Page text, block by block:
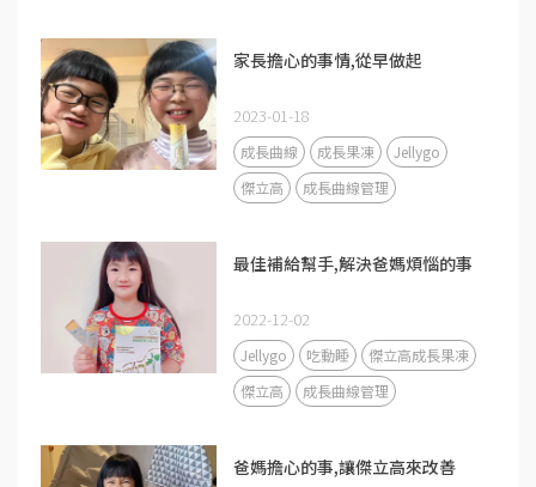
家長擔心的事情,從早做起
2023-01-18
成長曲線 成長果凍
Jellygo
傑立高
成長曲線管理
最佳補給幫手,解決爸媽煩惱的事
2022-12-02
Jellygo 吃動睡
傑立高成長果凍
傑立高
成長曲線管理
爸媽擔心的事,讓傑立高來改善